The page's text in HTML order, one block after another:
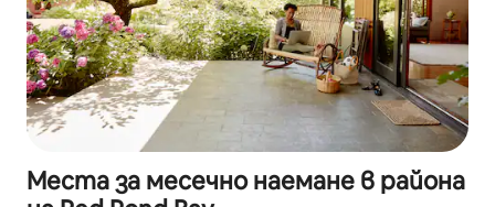
Места за месечно наемане в района